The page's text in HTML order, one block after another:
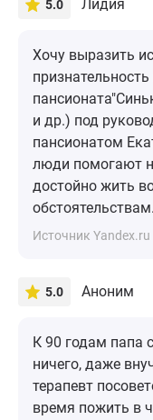
5.0 Лидия
Хочу выразить
и др.) под
пансионатом
люди помогают
достойно жить
Источник Yandex.ru
5.0 Аноним
К 90 годам папа
ничего, даже
терапевт
время пожить в